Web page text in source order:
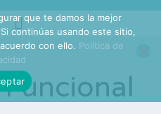
que te damos la mejor
continúas usando este sitio,
con ello. Política de